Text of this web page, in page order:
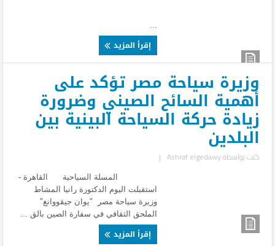
إقرأ المزيد
وزيرة سياحة مصر تؤكد على
أهمية السائح الصيني وضرورة
زيادة حركة السياحة البينية بين
البلدين
كتب بواسطةAshraf elgedawy
|
المسلة السياحية القاهرة -
استقبلت اليوم الدكتورة رانيا المشاط
وزيرة سياحة مصر "يوان جيقووانغ"
الملحق الثقافي في سفارة الصين بالق ...
إقرأ المزيد